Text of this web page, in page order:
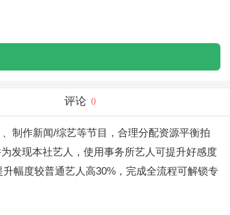
评论 0
制作新闻/综艺等节目，合理分配资源平衡拍
发现本社艺人，使用事务所艺人可提升好感度
幅度较普通艺人高30%，完成全流程可解锁专